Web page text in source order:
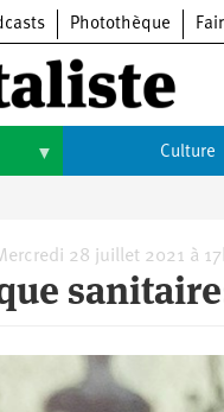
Photothèque
Culture
Arts
Cinéma
Expositions
Livres
28 juillet 2021 à